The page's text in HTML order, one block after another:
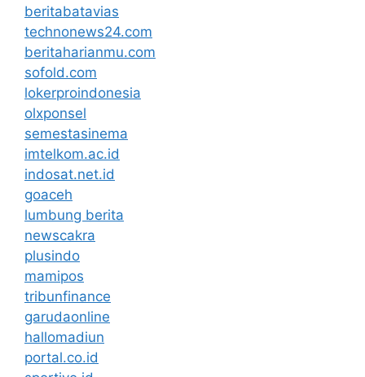
beritabatavias
technonews24.com
beritaharianmu.com
sofold.com
lokerproindonesia
olxponsel
semestasinema
imtelkom.ac.id
indosat.net.id
goaceh
lumbung berita
newscakra
plusindo
mamipos
tribunfinance
garudaonline
hallomadiun
portal.co.id